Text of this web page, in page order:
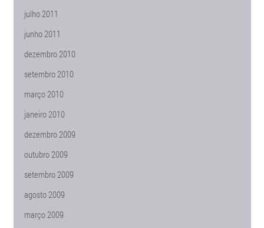
julho 2011
junho 2011
dezembro 2010
setembro 2010
março 2010
janeiro 2010
dezembro 2009
outubro 2009
setembro 2009
agosto 2009
março 2009